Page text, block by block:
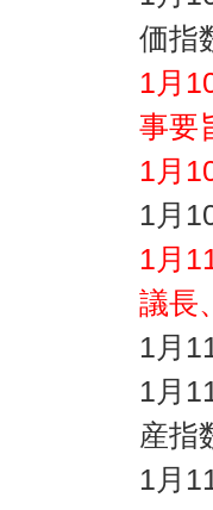
価指
1月
事要
1月
1月
1月
議長
1月
1月
産指
1月